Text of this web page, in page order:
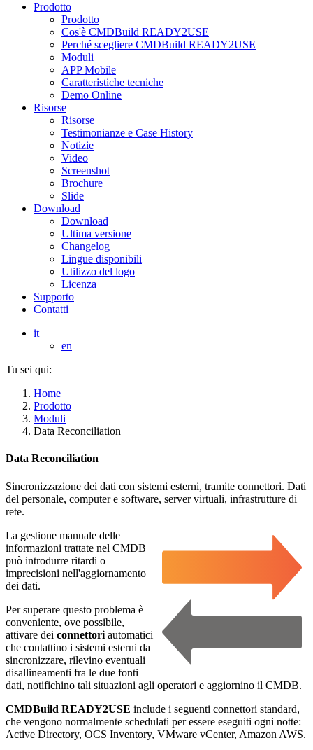
Prodotto
Prodotto
Cos'è CMDBuild READY2USE
Perché scegliere CMDBuild READY2USE
Moduli
APP Mobile
Caratteristiche tecniche
Demo Online
Risorse
Risorse
Testimonianze e Case History
Notizie
Video
Screenshot
Brochure
Slide
Download
Download
Ultima versione
Changelog
Lingue disponibili
Utilizzo del logo
Licenza
Supporto
Contatti
it
en
Tu sei qui:
Home
Prodotto
Moduli
Data Reconciliation
Data Reconciliation
Sincronizzazione dei dati con sistemi esterni, tramite connettori. Dati
del personale, computer e software, server virtuali, infrastrutture di
rete.
La gestione manuale delle
informazioni trattate nel CMDB
può introdurre ritardi o
imprecisioni nell'aggiornamento
dei dati.
Per superare questo problema è
conveniente, ove possibile,
attivare dei connettori automatici
che contattino i sistemi esterni da
sincronizzare, rilevino eventuali
disallineamenti fra le due fonti
dati, notifichino tali situazioni agli operatori e aggiornino il CMDB.
CMDBuild READY2USE include i seguenti connettori standard,
che vengono normalmente schedulati per essere eseguiti ogni notte:
Active Directory, OCS Inventory, VMware vCenter, Amazon AWS.